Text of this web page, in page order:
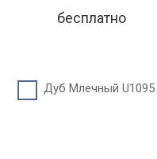
бесплатно
Дуб Млечный U1095